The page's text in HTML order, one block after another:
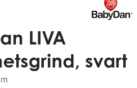
LIVA
svart